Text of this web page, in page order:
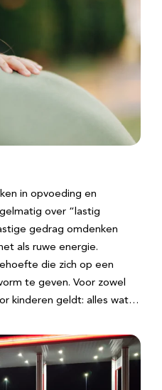
in opvoeding en
over “lastig
gedrag omdenken
als ruwe energie.
die zich op een
te geven. Voor zowel
kinderen geldt: alles wat…